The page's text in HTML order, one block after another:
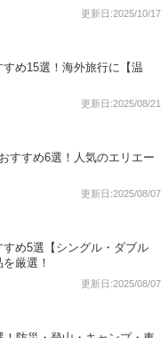
更新日:2025/10/17
め15選！海外旅行に【温
更新日:2025/08/21
すすめ6選！人気のエリエー
更新日:2025/08/07
め5選【シングル・ダブル
厳選！
更新日:2025/08/07